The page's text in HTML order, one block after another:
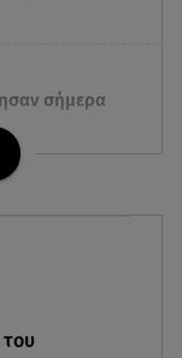
σήμερα
σε
στο
του